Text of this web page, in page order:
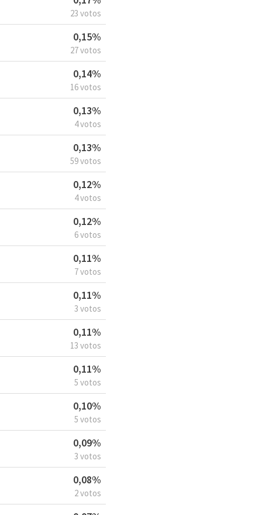
23 votos
0,15%
27 votos
0,14%
16 votos
0,13%
4 votos
0,13%
59 votos
0,12%
4 votos
0,12%
6 votos
0,11%
7 votos
0,11%
3 votos
0,11%
13 votos
0,11%
5 votos
0,10%
5 votos
0,09%
3 votos
0,08%
2 votos